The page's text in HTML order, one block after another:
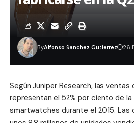
ByAlfonso Sanchez Gutierrez 26
Según Juniper Research, las ventas
representan el 52% por ciento de
smartwatches durante el 2015. Las